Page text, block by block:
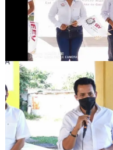
p
p
o
k
g
e
r